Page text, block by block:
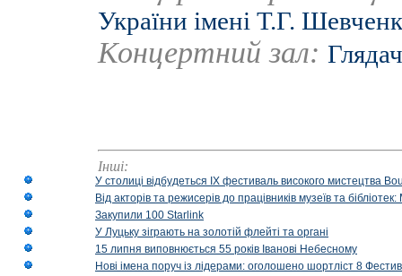
України імені Т.Г.
Концертний зал:
Інші:
У столиці відбудеться IX фестиваль високого мистецтва
Від акторів та режисерів до працівників музеїв та
Закупили 100 Starlink
У Луцьку зіграють на золотій флейті та органі
15 липня виповнюється 55 років Іванові Небесному
Нові імена поруч із лідерами: оголошено шортліст 8